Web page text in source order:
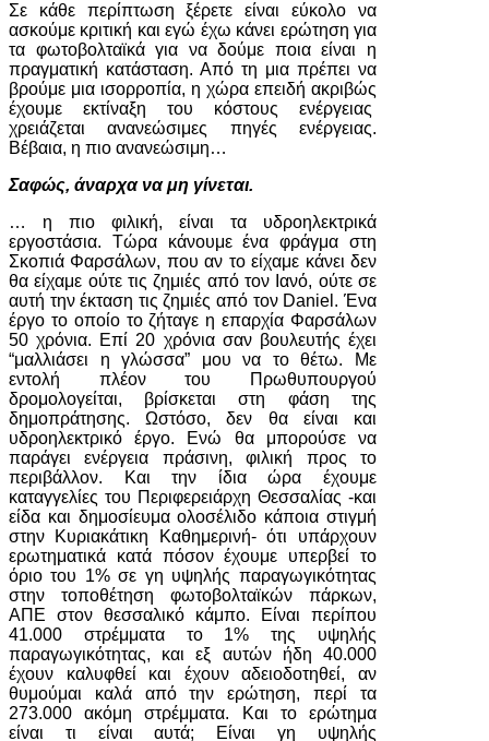
Σε κάθε περίπτωση ξέρετε είναι εύκολο να
ασκούμε κριτική και εγώ έχω κάνει ερώτηση για
τα φωτοβολταϊκά για να δούμε ποια είναι η
πραγματική κατάσταση. Από τη μια πρέπει να
βρούμε μια ισορροπία, η χώρα επειδή ακριβώς
έχουμε εκτίναξη του κόστους ενέργειας
χρειάζεται ανανεώσιμες πηγές ενέργειας.
Βέβαια, η πιο ανανεώσιμη…
Σαφώς, άναρχα να μη γίνεται.
… η πιο φιλική, είναι τα υδροηλεκτρικά
εργοστάσια. Τώρα κάνουμε ένα φράγμα στη
Σκοπιά Φαρσάλων, που αν το είχαμε κάνει δεν
θα είχαμε ούτε τις ζημιές από τον Ιανό, ούτε σε
αυτή την έκταση τις ζημιές από τον Daniel. Ένα
έργο το οποίο το ζήταγε η επαρχία Φαρσάλων
50 χρόνια. Επί 20 χρόνια σαν βουλευτής έχει
“μαλλιάσει η γλώσσα” μου να το θέτω. Με
εντολή πλέον του Πρωθυπουργού
δρομολογείται, βρίσκεται στη φάση της
δημοπράτησης. Ωστόσο, δεν θα είναι και
υδροηλεκτρικό έργο. Ενώ θα μπορούσε να
παράγει ενέργεια πράσινη, φιλική προς το
περιβάλλον. Και την ίδια ώρα έχουμε
καταγγελίες του Περιφερειάρχη Θεσσαλίας -και
είδα και δημοσίευμα ολοσέλιδο κάποια στιγμή
στην Κυριακάτικη Καθημερινή- ότι υπάρχουν
ερωτηματικά κατά πόσον έχουμε υπερβεί το
όριο του 1% σε γη υψηλής παραγωγικότητας
στην τοποθέτηση φωτοβολταϊκών πάρκων,
ΑΠΕ στον θεσσαλικό κάμπο. Είναι περίπου
41.000 στρέμματα το 1% της υψηλής
παραγωγικότητας, και εξ αυτών ήδη 40.000
έχουν καλυφθεί και έχουν αδειοδοτηθεί, αν
θυμούμαι καλά από την ερώτηση, περί τα
273.000 ακόμη στρέμματα. Και το ερώτημα
είναι τι είναι αυτά; Είναι γη υψηλής